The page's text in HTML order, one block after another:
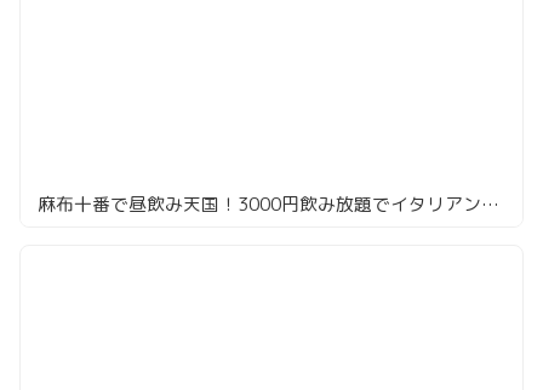
麻布十番で昼飲み天国！3000円飲み放題でイタリアンとタンドリーを堪能